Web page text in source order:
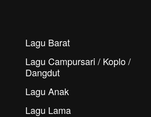
Lagu Barat
Lagu Campursari / Koplo /
Dangdut
Lagu Anak
Lagu Lama